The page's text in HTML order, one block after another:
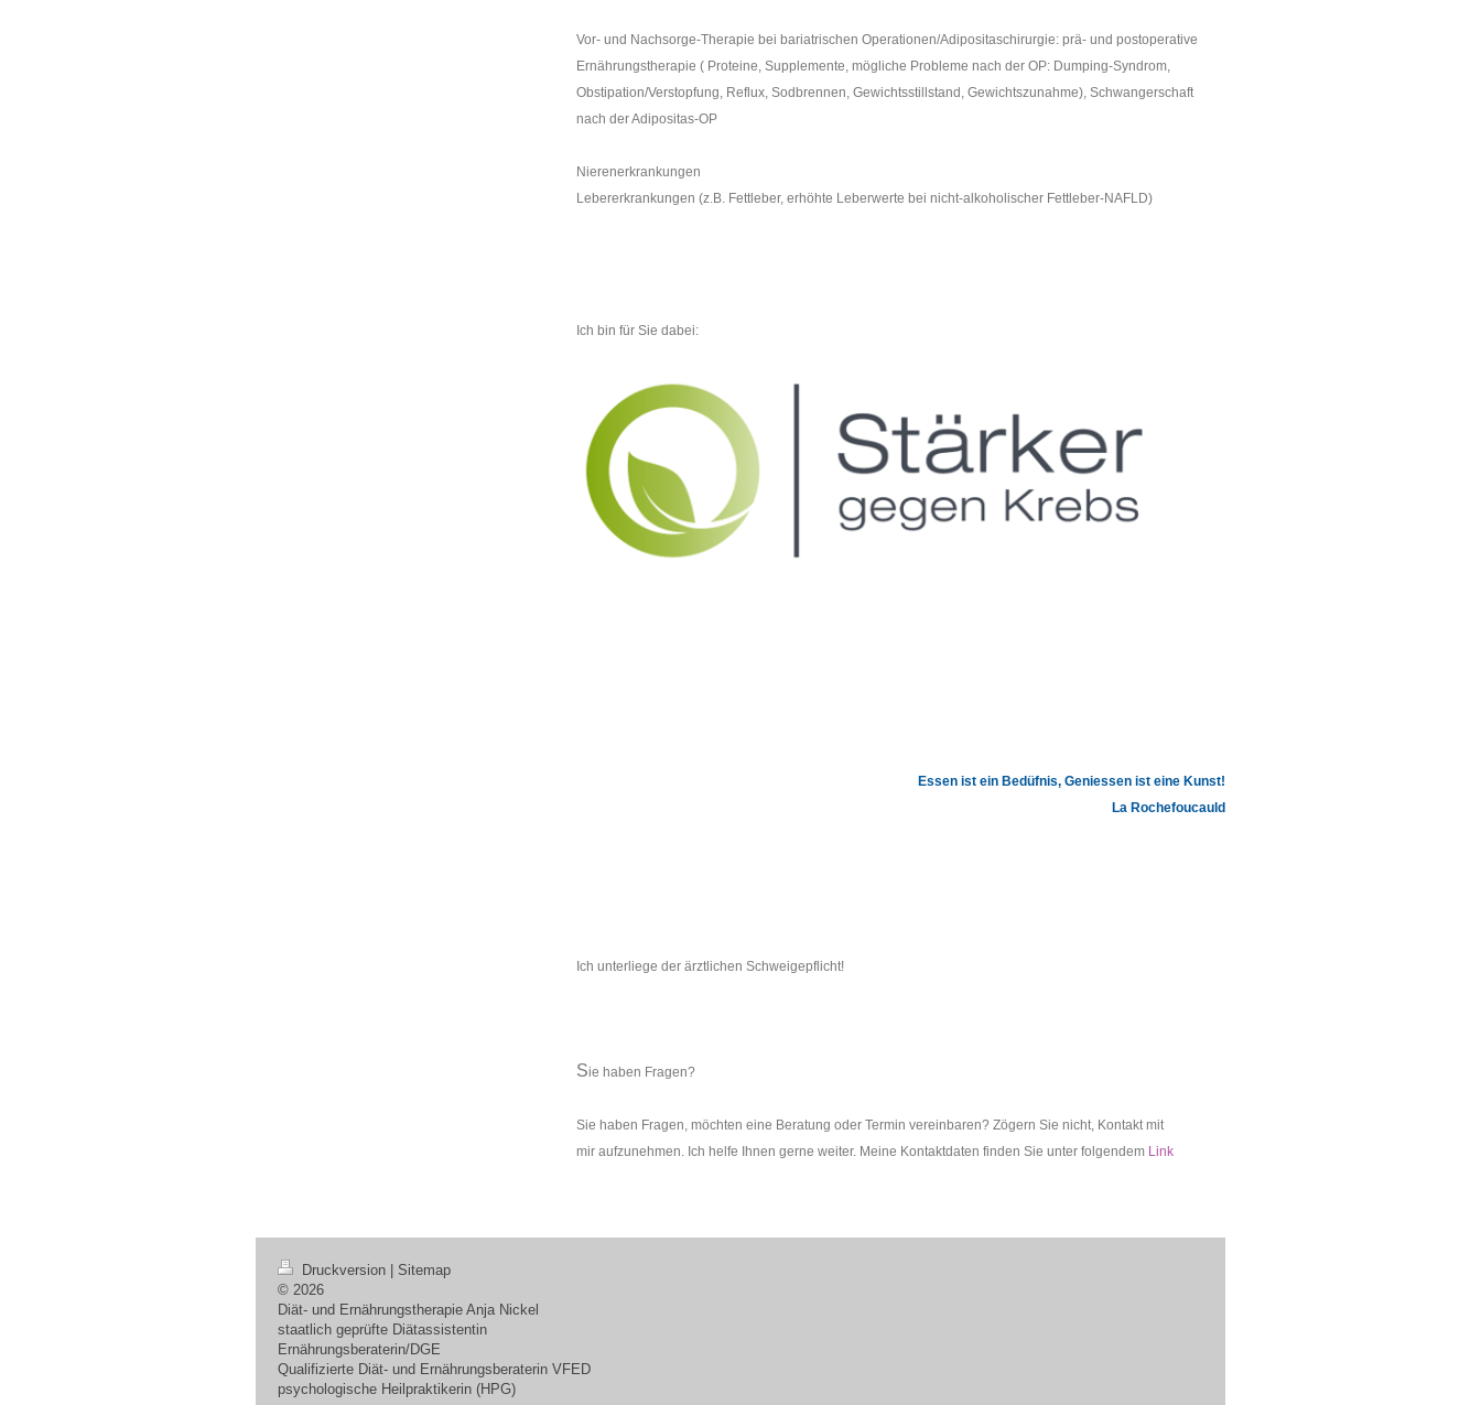
Vor- und Nachsorge-Therapie bei bariatrischen Operationen/Adipositaschirurgie: prä- und postoperative
Ernährungstherapie ( Proteine, Supplemente, mögliche Probleme nach der OP: Dumping-Syndrom,
Obstipation/Verstopfung, Reflux, Sodbrennen, Gewichtsstillstand, Gewichtszunahme), Schwangerschaft
nach der Adipositas-OP
Nierenerkrankungen
Lebererkrankungen (z.B. Fettleber, erhöhte Leberwerte bei nicht-alkoholischer Fettleber-NAFLD)
Ich bin für Sie dabei:
Essen ist ein Bedüfnis, Geniessen ist eine Kunst!
La Rochefoucauld
Ich unterliege der ärztlichen Schweigepflicht!
Sie haben Fragen?
Sie haben Fragen, möchten eine Beratung oder Termin vereinbaren? Zögern Sie nicht, Kontakt mit
mir aufzunehmen. Ich helfe Ihnen gerne weiter. Meine Kontaktdaten finden Sie unter folgendem Link
Druckversion
Sitemap
© 2026
Diät- und Ernährungstherapie Anja Nickel
staatlich geprüfte Diätassistentin
Ernährungsberaterin/DGE
Qualifizierte Diät- und Ernährungsberaterin VFED
psychologische Heilpraktikerin (HPG)